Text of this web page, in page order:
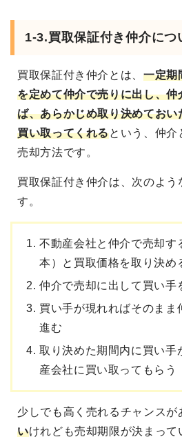
1-3.買取保証付き仲介につ
買取保証付き仲介 とは、一定期
を定めて仲介で売りに出し、
ば、あらかじめ取り決めてお
買い取ってくれるという、仲介
売却方法です。
買取保証付き仲介は、次のよう
す。
不動産会社と仲介で売却す
本）と買取価格を取り決め
仲介で売却に出して買い手
買い手が現れればそのまま
進む
取り決めた期間内に買い手
産会社に買い取ってもらう
少しでも高く売れるチャンスが
いけれども売却期限が決まって